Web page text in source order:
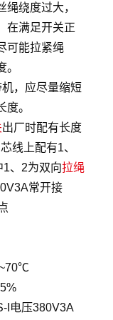
绕度过大，
在满足开关正
可能拉紧绳
，应尽量缩短
。
出厂时配有长度
线上配有1、
1、2为双向拉绳
常开接
I电压380V3A